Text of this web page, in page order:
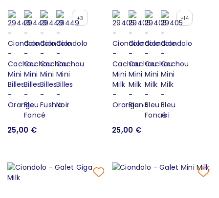
+3
25,00 €
+14
25,00 €